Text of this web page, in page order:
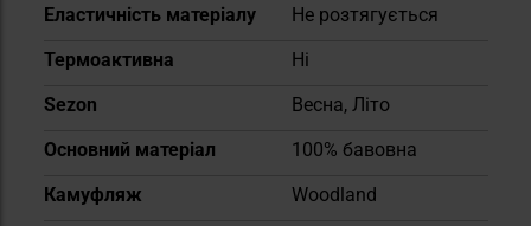
Еластичність матеріалу
Не розтягується
Термоактивна
Ні
Sezon
Весна, Літо
Основний матеріал
100% бавовна
Камуфляж
Woodland